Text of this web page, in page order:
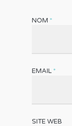
NOM *
EMAIL *
SITE WEB